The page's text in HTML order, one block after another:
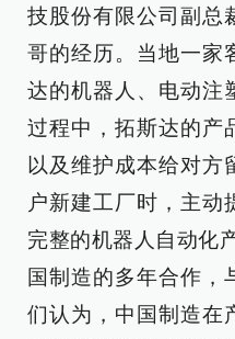
技股份有限公司副总
哥的经历。当地一家
达的机器人、电动注
过程中，拓斯达的产
以及维护成本给对方
户新建工厂时，主动
完整的机器人自动化
国制造的多年合作，
们认为，中国制造在